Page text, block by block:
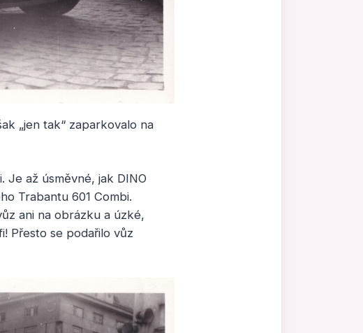
„jen tak“ zaparkovalo na
Je až úsměvné, jak DINO
Trabantu 601 Combi.
ani na obrázku a úzké,
Přesto se podařilo vůz